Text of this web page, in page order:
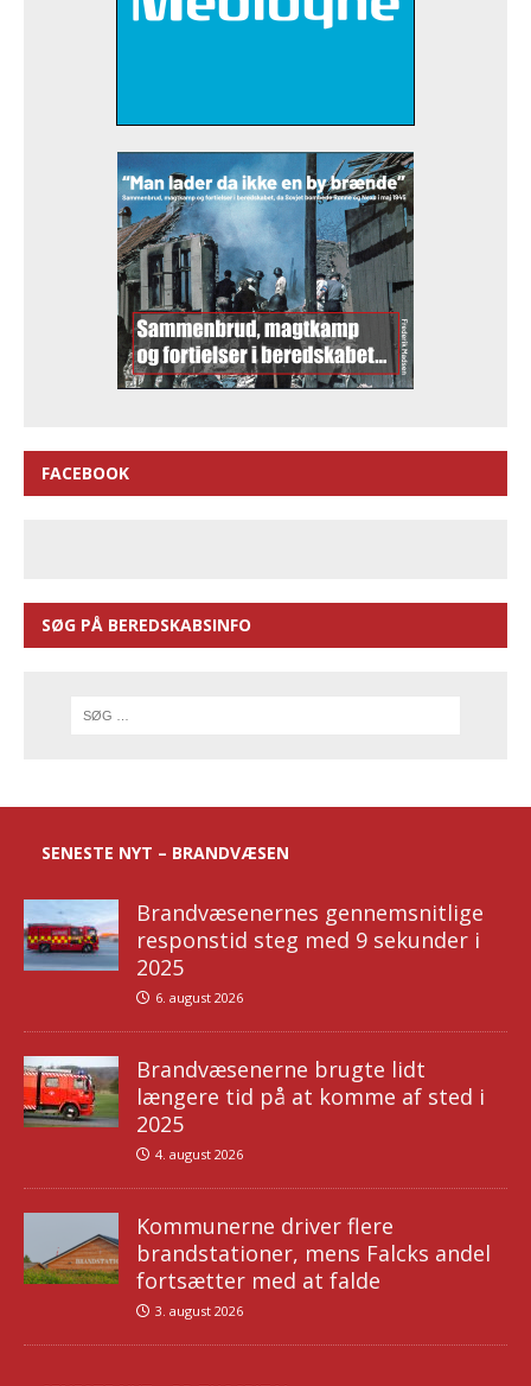
FACEBOOK
SØG PÅ BEREDSKABSINFO
SENESTE NYT – BRANDVÆSEN
Brandvæsenernes gennemsnitlige
responstid steg med 9 sekunder i
2025
6. august 2026
Brandvæsenerne brugte lidt
længere tid på at komme af sted i
2025
4. august 2026
Kommunerne driver flere
brandstationer, mens Falcks andel
fortsætter med at falde
3. august 2026